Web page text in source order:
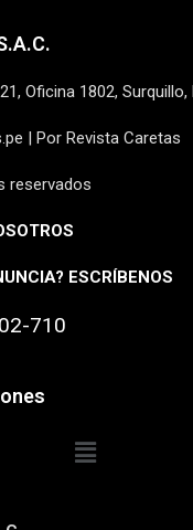
Oficina 1802,
| Por Revista Caretas
reservados
ESCRÍBENOS
710